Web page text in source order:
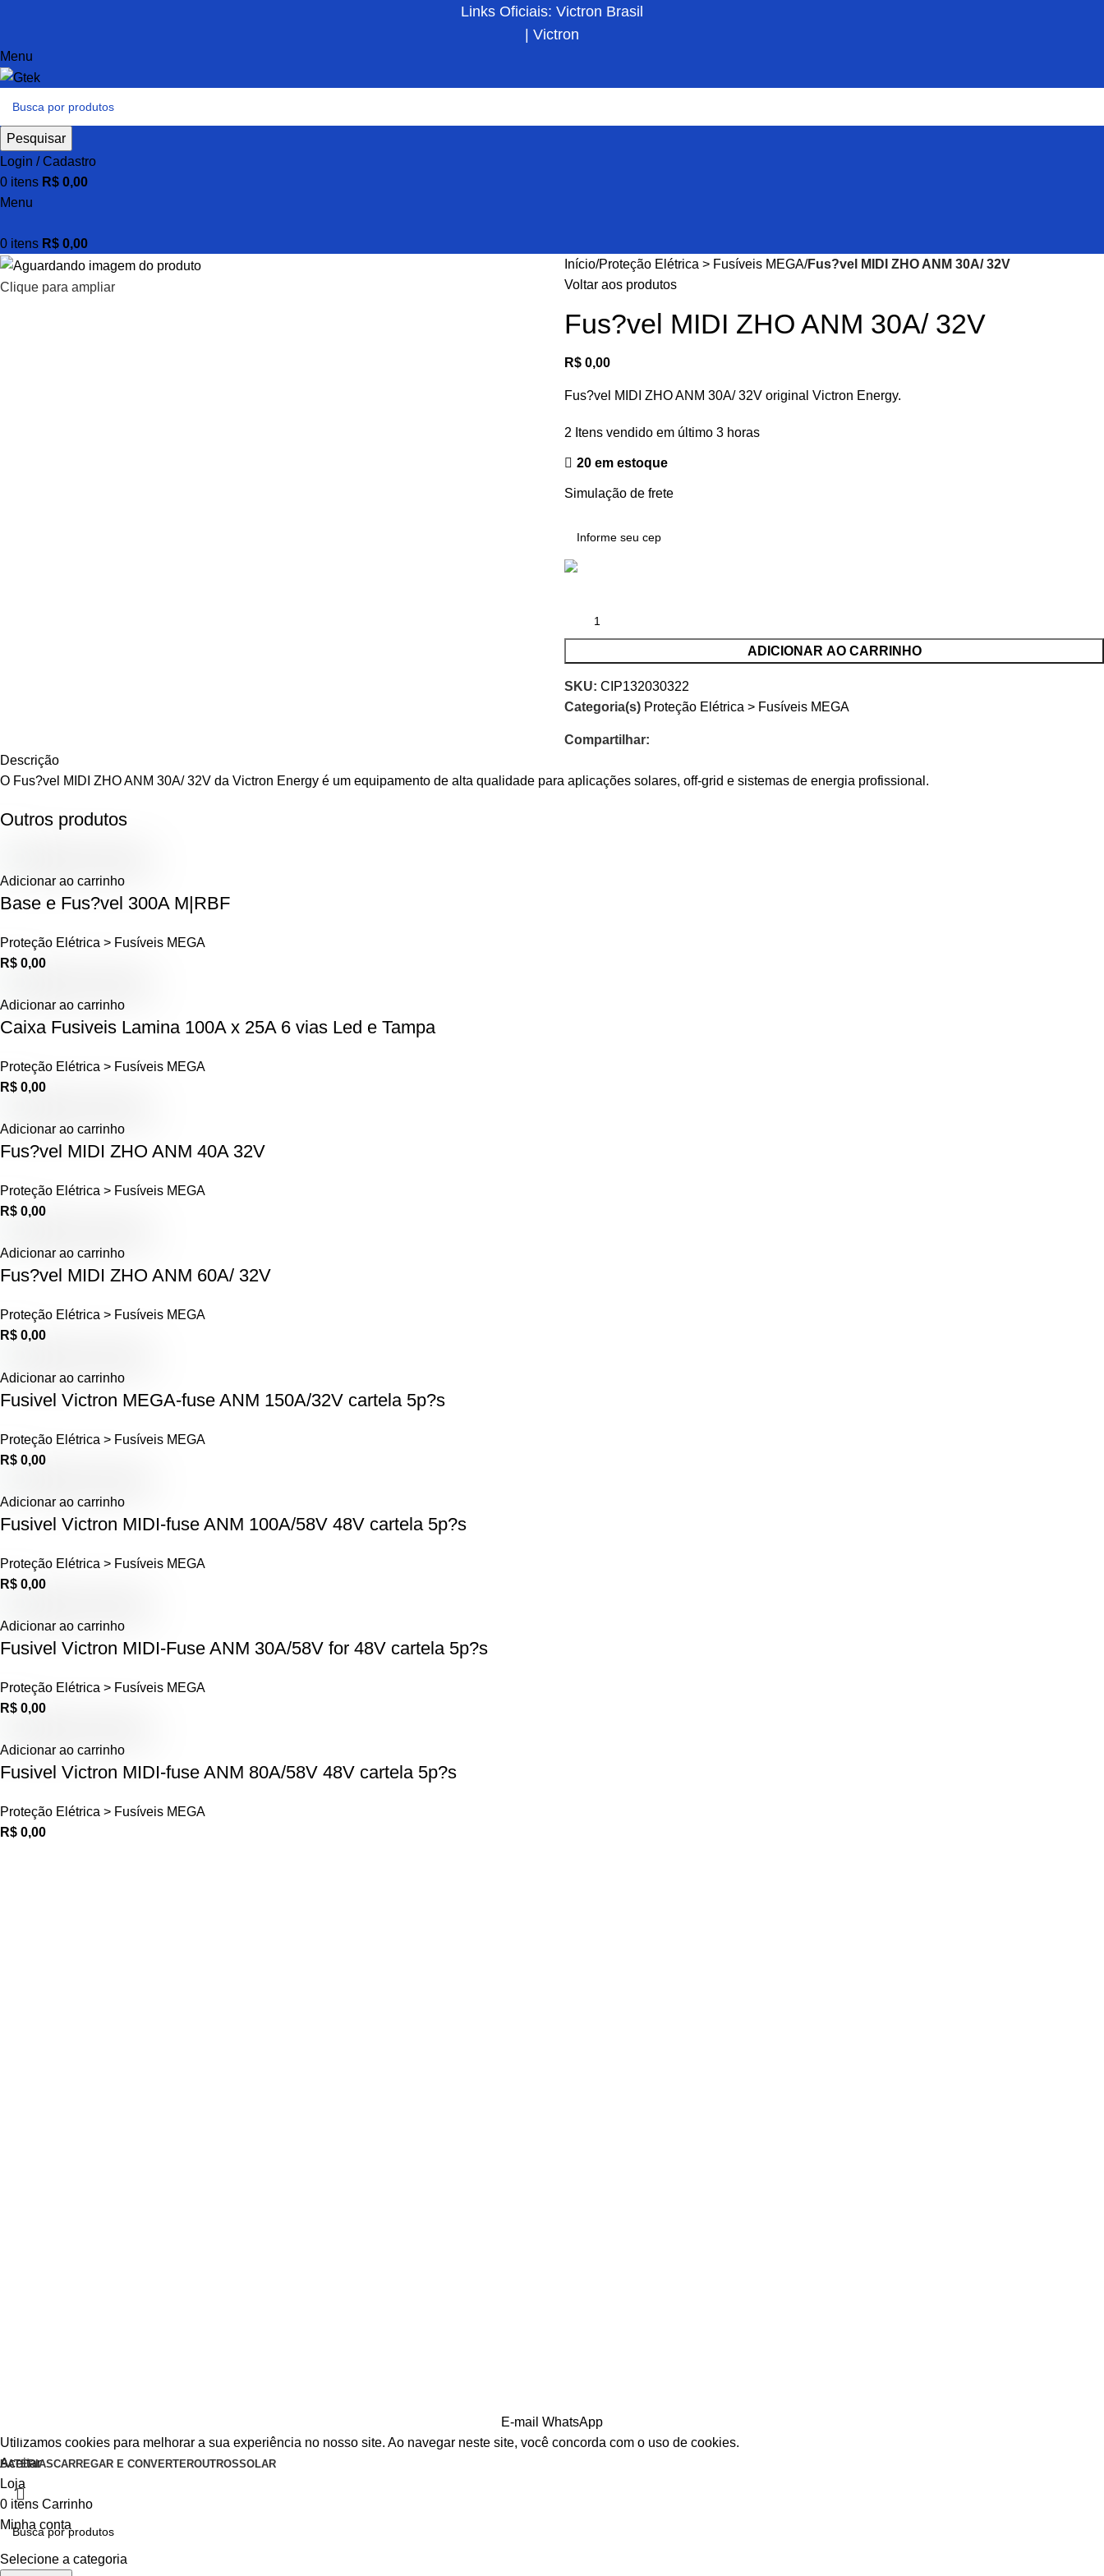
Links Oficiais: Victron Brasil
| Victron
Menu
Pesquisar
Login / Cadastro
0 itens R$ 0,00
Menu
0 itens R$ 0,00
Clique para ampliar
Início Proteção Elétrica > Fusíveis MEGA Fus?vel MIDI ZHO ANM 30A/ 32V
Voltar aos produtos
Fus?vel MIDI ZHO ANM 30A/ 32V
R$ 0,00
Fus?vel MIDI ZHO ANM 30A/ 32V original Victron Energy.
2 Itens vendido em último 3 horas
20 em estoque
Simulação de frete
ADICIONAR AO CARRINHO
SKU: CIP132030322
Categoria(s) Proteção Elétrica > Fusíveis MEGA
Compartilhar:
Descrição
O Fus?vel MIDI ZHO ANM 30A/ 32V da Victron Energy é um equipamento de alta qualidade para aplicações solares, off-grid e sistemas de energia profissional.
Outros produtos
Adicionar ao carrinho
Base e Fus?vel 300A M|RBF
Proteção Elétrica > Fusíveis MEGA
R$ 0,00
Adicionar ao carrinho
Caixa Fusiveis Lamina 100A x 25A 6 vias Led e Tampa
Proteção Elétrica > Fusíveis MEGA
R$ 0,00
Adicionar ao carrinho
Fus?vel MIDI ZHO ANM 40A 32V
Proteção Elétrica > Fusíveis MEGA
R$ 0,00
Adicionar ao carrinho
Fus?vel MIDI ZHO ANM 60A/ 32V
Proteção Elétrica > Fusíveis MEGA
R$ 0,00
Adicionar ao carrinho
Fusivel Victron MEGA-fuse ANM 150A/32V cartela 5p?s
Proteção Elétrica > Fusíveis MEGA
R$ 0,00
Adicionar ao carrinho
Fusivel Victron MIDI-fuse ANM 100A/58V 48V cartela 5p?s
Proteção Elétrica > Fusíveis MEGA
R$ 0,00
Adicionar ao carrinho
Fusivel Victron MIDI-Fuse ANM 30A/58V for 48V cartela 5p?s
Proteção Elétrica > Fusíveis MEGA
R$ 0,00
Adicionar ao carrinho
Fusivel Victron MIDI-fuse ANM 80A/58V 48V cartela 5p?s
Proteção Elétrica > Fusíveis MEGA
R$ 0,00
BATERIASCARREGAR E CONVERTEROUTROSSOLAR
E-mail WhatsApp
Utilizamos cookies para melhorar a sua experiência no nosso site. Ao navegar neste site, você concorda com o uso de cookies.
Aceitar
Selecione a categoria
Loja
0 itens Carrinho
Minha conta